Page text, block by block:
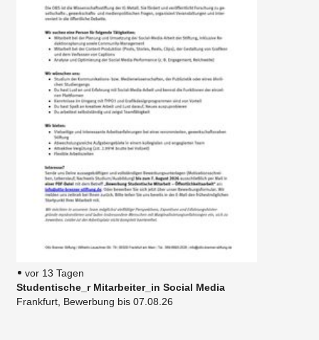
vor 13 Tagen
Studentische_r Mitarbeiter_in Social Media
Frankfurt, Bewerbung bis 07.08.26